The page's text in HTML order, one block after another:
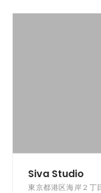
Siva Studio
東京都港区海岸２丁